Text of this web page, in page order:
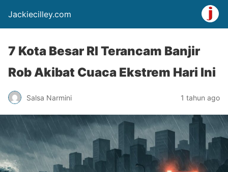
Jackiecilley.com
7 Kota Besar RI Terancam Banjir
Rob Akibat Cuaca Ekstrem Hari Ini
Salsa Narmini 1 tahun ago